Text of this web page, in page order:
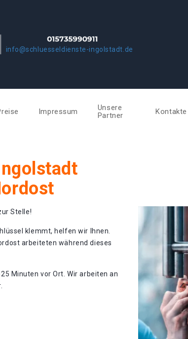
info@schluesseldienste-ingolstadt.de
Impressum
Unsere
Partner
Kontakte
Stelle!
klemmt, helfen wir Ihnen.
arbeiteten während dieses
Minuten vor Ort. Wir arbeiten an